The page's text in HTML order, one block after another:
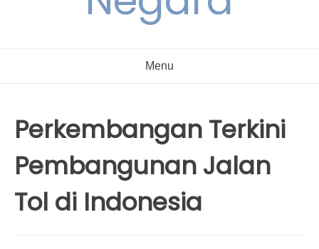
Menu
Perkembangan Terkini
Pembangunan Jalan
Tol di Indonesia